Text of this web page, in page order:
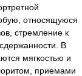
относящуюся
стремление к
В
мягкостью и
приемами